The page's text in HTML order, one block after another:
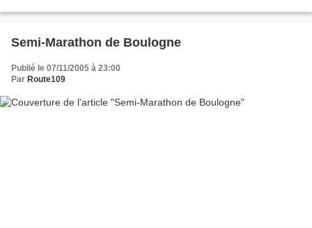
Semi-Marathon de Boulogne
Publié le 07/11/2005 à 23:00
Par Route109